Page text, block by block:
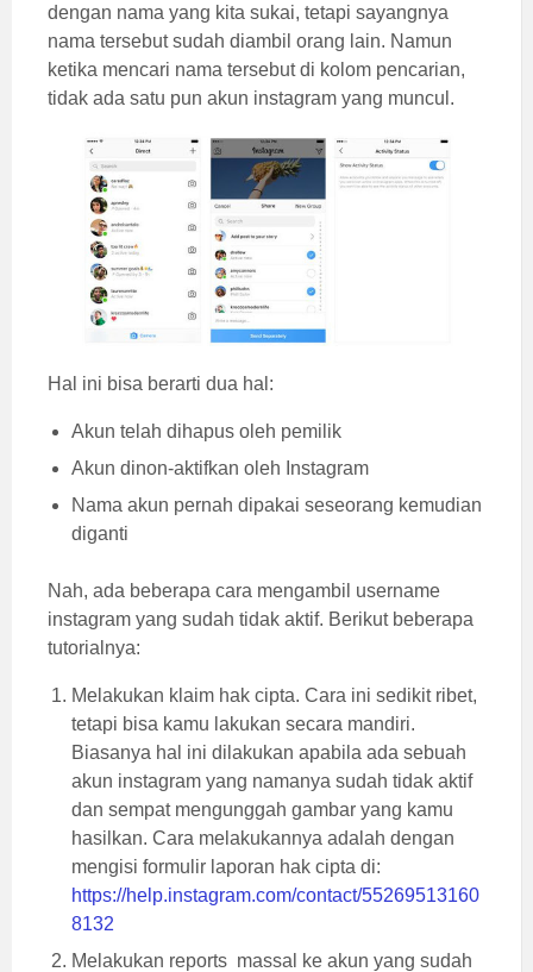
dengan nama yang kita sukai, tetapi sayangnya
nama tersebut sudah diambil orang lain. Namun
ketika mencari nama tersebut di kolom pencarian,
tidak ada satu pun akun instagram yang muncul.
Hal ini bisa berarti dua hal:
Akun telah dihapus oleh pemilik
Akun dinon-aktifkan oleh Instagram
Nama akun pernah dipakai seseorang kemudian
diganti
Nah, ada beberapa cara mengambil username
instagram yang sudah tidak aktif. Berikut beberapa
tutorialnya:
Melakukan klaim hak cipta. Cara ini sedikit ribet,
tetapi bisa kamu lakukan secara mandiri.
Biasanya hal ini dilakukan apabila ada sebuah
akun instagram yang namanya sudah tidak aktif
dan sempat mengunggah gambar yang kamu
hasilkan. Cara melakukannya adalah dengan
mengisi formulir laporan hak cipta di:
https://help.instagram.com/contact/55269513160
8132
Melakukan reports massal ke akun yang sudah